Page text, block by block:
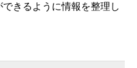
きるように情報を整理し